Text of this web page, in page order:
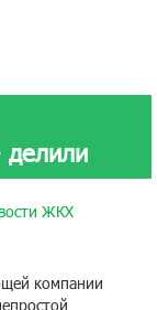
делили
ЖКХ
компании